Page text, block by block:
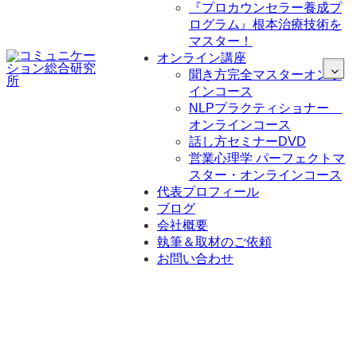
『プロカウンセラー養成プ
ログラム』根本治療技術を
マスター！
オンライン講座
聞き方完全マスターオンラ
インコース
NLPプラクティショナー
オンラインコース
話し方セミナーDVD
営業心理学 パーフェクトマ
スター・オンラインコース
代表プロフィール
ブログ
会社概要
執筆＆取材のご依頼
お問い合わせ